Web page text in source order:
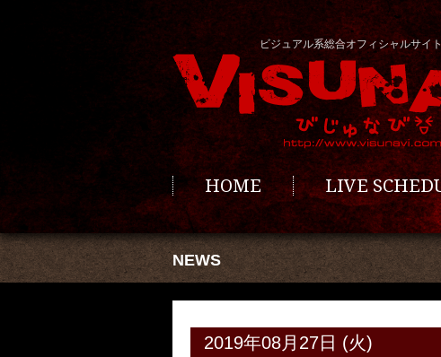
ビジュアル系総合オフィシャルサイ
HOME LIVE
NEWS
2019年08月27日 (火)